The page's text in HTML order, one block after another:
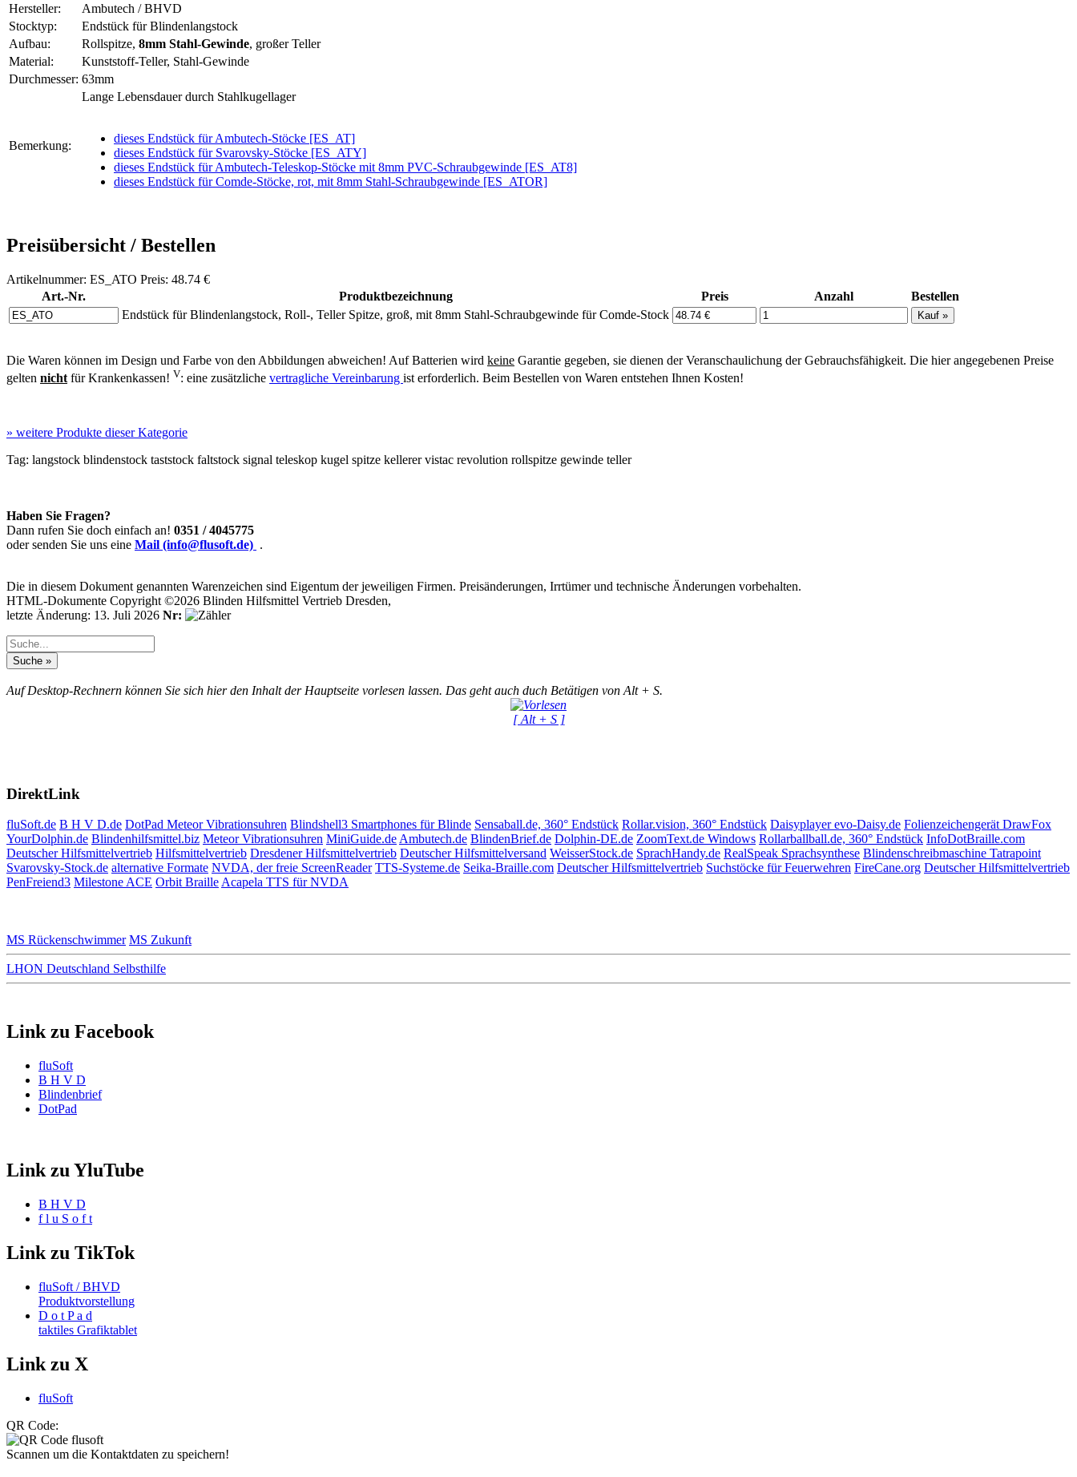
Hersteller:
Ambutech / BHVD
Stocktyp:
Endstück für Blindenlangstock
Aufbau:
Rollspitze, 8mm Stahl-Gewinde, großer Teller
Material:
Kunststoff-Teller, Stahl-Gewinde
Durchmesser: 63mm
Bemerkung:
Lange Lebensdauer durch Stahlkugellager
dieses Endstück für Ambutech-Stöcke [ES_AT]
dieses Endstück für Svarovsky-Stöcke [ES_ATY]
dieses Endstück für Ambutech-Teleskop-Stöcke mit 8mm PVC-Schraubgewinde [ES_AT8]
dieses Endstück für Comde-Stöcke, rot, mit 8mm Stahl-Schraubgewinde [ES_ATOR]
Preisübersicht / Bestellen
Artikelnummer: ES_ATO Preis: 48.74 €
Art.-Nr.
Produktbezeichnung Preis Anzahl
Bestellen
Endstück für Blindenlangstock, Roll-, Teller Spitze, groß, mit 8mm Stahl-Schraubgewinde für Comde-Stock
Die Waren können im Design und Farbe von den Abbildungen abweichen! Auf Batterien wird keine Garantie gegeben, sie dienen der Veranschaulichung der Gebrauchsfähigkeit. Die hier angegebenen Preise
gelten nicht für Krankenkassen! V: eine zusätzliche vertragliche Vereinbarung ist erforderlich. Beim Bestellen von Waren entstehen Ihnen Kosten!
» weitere Produkte dieser Kategorie
Tag: langstock blindenstock taststock faltstock signal teleskop kugel spitze kellerervistac revolution rollspitze gewinde teller
Haben Sie Fragen?
Dann rufen Sie doch einfach an! 0351 / 4045775
oder senden Sie uns eine Mail (info@flusoft.de) .
Die in diesem Dokument genannten Warenzeichen sind Eigentum der jeweiligen Firmen. Preisänderungen, Irrtümer und technische Änderungen vorbehalten.
HTML-Dokumente Copyright ©2026 Blinden Hilfsmittel Vertrieb Dresden,
letzte Änderung: 13. Juli 2026 Nr:
Auf Desktop-Rechnern können Sie sich hier den Inhalt der Hauptseite vorlesen lassen. Das geht auch duch Betätigen von Alt + S.
[ Alt + S ]
DirektLink
fluSoft.de B H V D.de DotPad Meteor Vibrationsuhren Blindshell3 Smartphones für Blinde Sensaball.de, 360° Endstück Rollar.vision, 360° Endstück Daisyplayer evo-Daisy.de Folienzeichengerät DrawFox
YourDolphin.de Blindenhilfsmittel.biz Meteor Vibrationsuhren MiniGuide.deAmbutech.de BlindenBrief.de Dolphin-DE.de ZoomText.de Windows Rollarballball.de, 360° Endstück InfoDotBraille.com
Deutscher Hilfsmittelvertrieb Hilfsmittelvertrieb Dresdener Hilfsmittelvertrieb Deutscher Hilfsmittelversand WeisserStock.de SprachHandy.de RealSpeak Sprachsynthese Blindenschreibmaschine Tatrapoint
Svarovsky-Stock.de alternative Formate NVDA, der freie ScreenReader TTS-Systeme.de Seika-Braille.com Deutscher Hilfsmittelvertrieb Suchstöcke für Feuerwehren FireCane.org Deutscher Hilfsmittelvertrieb
PenFreiend3 Milestone ACE Orbit BrailleAcapela TTS für NVDA
MS Rückenschwimmer MS Zukunft
LHON Deutschland Selbsthilfe
Link zu Facebook
fluSoft
B H V D
Blindenbrief
DotPad
Link zu YluTube
B H V D
f l u S o f t
Link zu TikTok
fluSoft / BHVD
Produktvorstellung
D o t P a d
taktiles Grafiktablet
Link zu X
fluSoft
QR Code:
Scannen um die Kontaktdaten zu speichern!